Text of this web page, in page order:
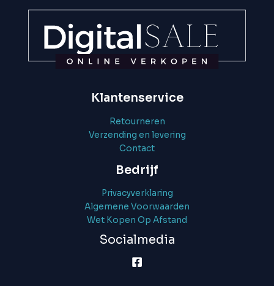
Klantenservice
Retourneren
Verzending en levering
Contact
Bedrijf
Privacyverklaring
Algemene Voorwaarden
Wet Kopen Op Afstand
Socialmedia